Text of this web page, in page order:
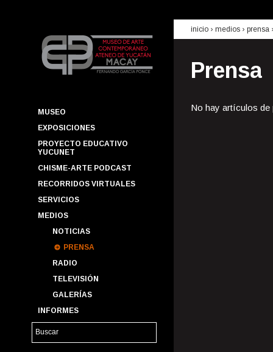
MUSEO
EXPOSICIONES
PROYECTO EDUCATIVO
YUCUNET
CHISME-ARTE PODCAST
RECORRIDOS VIRTUALES
SERVICIOS
MEDIOS
NOTICIAS
PRENSA
RADIO
TELEVISIÓN
GALERÍAS
INFORMES
inicio › medios › prensa
Prensa
No hay artículos de